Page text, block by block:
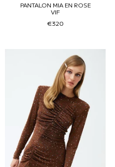
PANTALON MIA EN ROSE
VIF
€320